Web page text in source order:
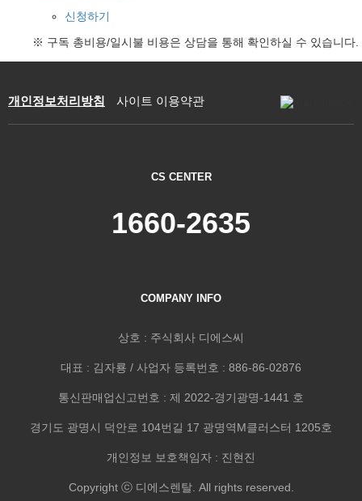
신청하기
※ 구독 총비용/일시불 비용은 상담을 통해 확인하실 수 있습니다.
개인정보처리방침 사이트 이용약관
CS CENTER
1660-2635
COMPANY INFO
상호 : 주식회사 디에스씨
대표 : 김자룡 / 사업자 등록번호 : 886-86-02876
통신판매업신고번호 : 제 2022-경기광명-1441 호
경기도 광명시 덕안로 104번길 17 광명역M클러스터 1205호
개인정보 보호책임자 : 진현진
Copyright ⓒ 디에스렌탈. All rights reserved.